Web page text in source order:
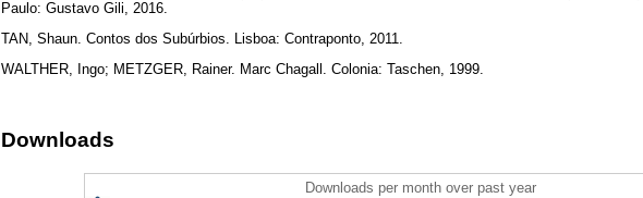
Paulo: Gustavo Gili, 2016.
TAN, Shaun. Contos dos Subúrbios. Lisboa: Contraponto, 2011.
WALTHER, Ingo; METZGER, Rainer. Marc Chagall. Colonia: Taschen, 1999.
Downloads
Downloads per month over past year